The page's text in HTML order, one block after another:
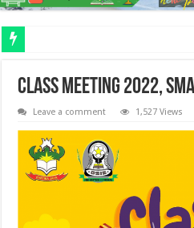
Class Meeting 2022,
Leave a comment 1,527 Views